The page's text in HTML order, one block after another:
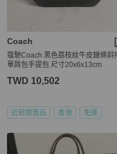
Coach
蔻馳Coach 黑色荔枝紋牛皮鏈條斜挎
單肩包手提包 尺寸20x6x13cm
TWD 10,502
近新閒置品 香港 免運